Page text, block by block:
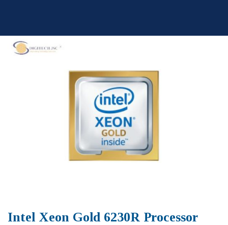
Intel Xeon Gold 6230R Processor